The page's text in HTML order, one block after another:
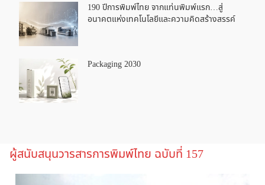
190 ปีการพิมพ์ไทย จากแท่นพิมพ์แรก…สู่
อนาคตแห่งเทคโนโลยีและความคิดสร้างสรรค์
Packaging 2030
ผู้สนับสนุนวารสารการพิมพ์ไทย ฉบับที่ 157